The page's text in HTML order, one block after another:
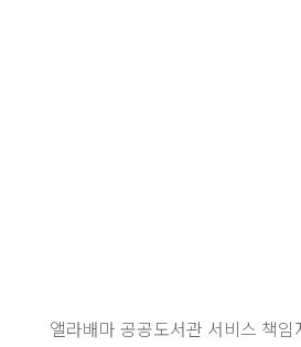
앨라배마 공공도서관 서비스 책